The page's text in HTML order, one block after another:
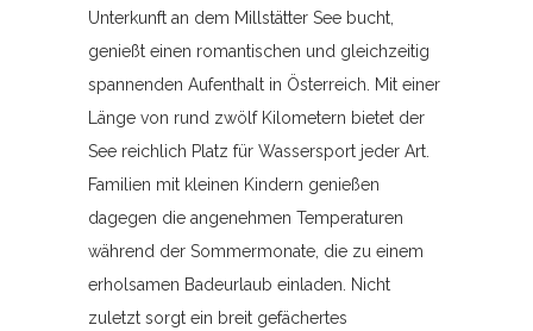
Unterkunft an dem Millstätter See bucht,
genießt einen romantischen und gleichzeitig
spannenden Aufenthalt in Österreich. Mit einer
Länge von rund zwölf Kilometern bietet der
See reichlich Platz für Wassersport jeder Art.
Familien mit kleinen Kindern genießen
dagegen die angenehmen Temperaturen
während der Sommermonate, die zu einem
erholsamen Badeurlaub einladen. Nicht
zuletzt sorgt ein breit gefächertes